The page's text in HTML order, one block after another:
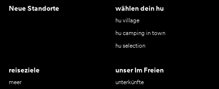
Neue Standorte wählen dein hu
hu village
hu camping in town
hu selection
reiseziele
meer
unser Im Freien
unterkünfte